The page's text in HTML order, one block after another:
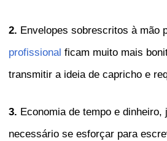
2. Envelopes sobrescritos à mão
profissional ficam muito mais
transmitir a ideia de capricho e
3. Economia de tempo e dinheiro,
necessário se esforçar para